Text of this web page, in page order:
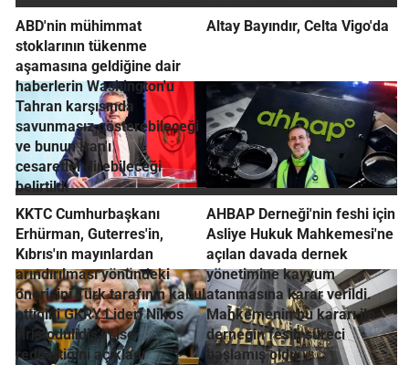
ABD'nin mühimmat
stoklarının tükenme
aşamasına geldiğine dair
haberlerin Washington'u
Tahran karşısında
savunmasız gösterebileceği
ve bunun İran'ı
cesaretlendirebileceği
belirtildi
Altay Bayındır, Celta Vigo'da
KKTC Cumhurbaşkanı
Erhürman, Guterres'in,
Kıbrıs'ın mayınlardan
arındırılması yönündeki
önerisini Türk tarafının kabul
ettiğini GKRY Lideri Nikos
Hristodulidis'in ise
reddettiğini açıkladı
AHBAP Derneği'nin feshi için
Asliye Hukuk Mahkemesi'ne
açılan davada dernek
yönetimine kayyum
atanmasına karar verildi.
Mahkemenin bu kararı ile
derneğin fesih süreci
başlamış oldu